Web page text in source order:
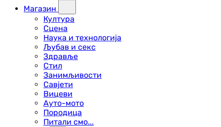
Магазин
Култура
Сцена
Наука и технологија
Љубав и секс
Здравље
Стил
Занимљивости
Савјети
Вицеви
Ауто-мото
Породица
Питали смо...